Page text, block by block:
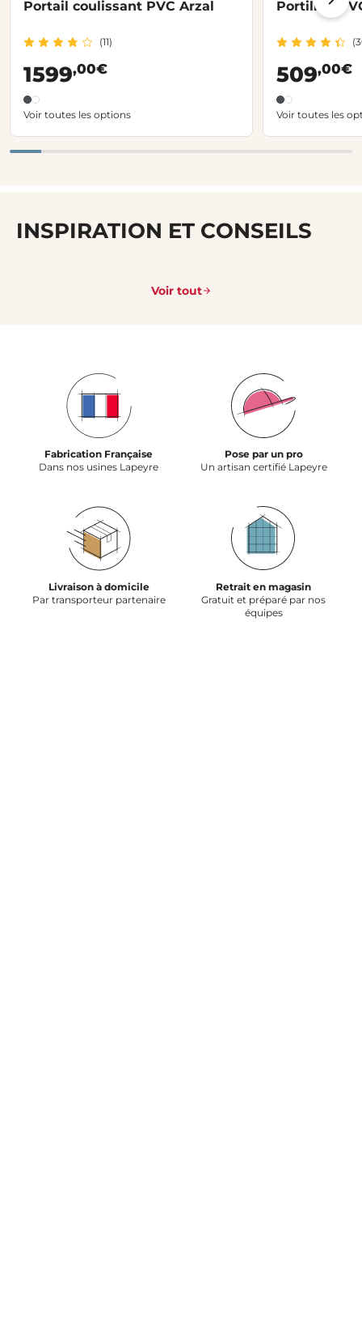
Portail coulissant PVC Arzal
(11)
1599,00€
Voir toutes les options
Portillon
509,00€
Voir toutes les
INSPIRATION ET CONSEILS
Voir tout
Fabrication Française
Dans nos usines Lapeyre
Pose par un pro
Un artisan certifié Lapeyre
Livraison à domicile
Par transporteur partenaire
Retrait en magasin
Gratuit et préparé par nos
équipes